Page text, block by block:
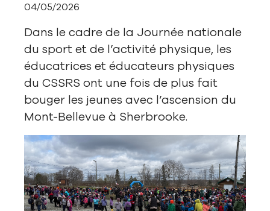
04/05/2026
Dans le cadre de la Journée nationale
du sport et de l’activité physique, les
éducatrices et éducateurs physiques
du CSSRS ont une fois de plus fait
bouger les jeunes avec l’ascension du
Mont-Bellevue à Sherbrooke.